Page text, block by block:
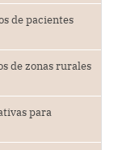
de pacientes
de zonas rurales
para